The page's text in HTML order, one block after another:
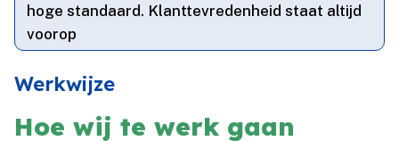
hoge standaard.​ Klanttevredenheid staat altijd
voorop
Werkwijze
Hoe wij te werk gaan